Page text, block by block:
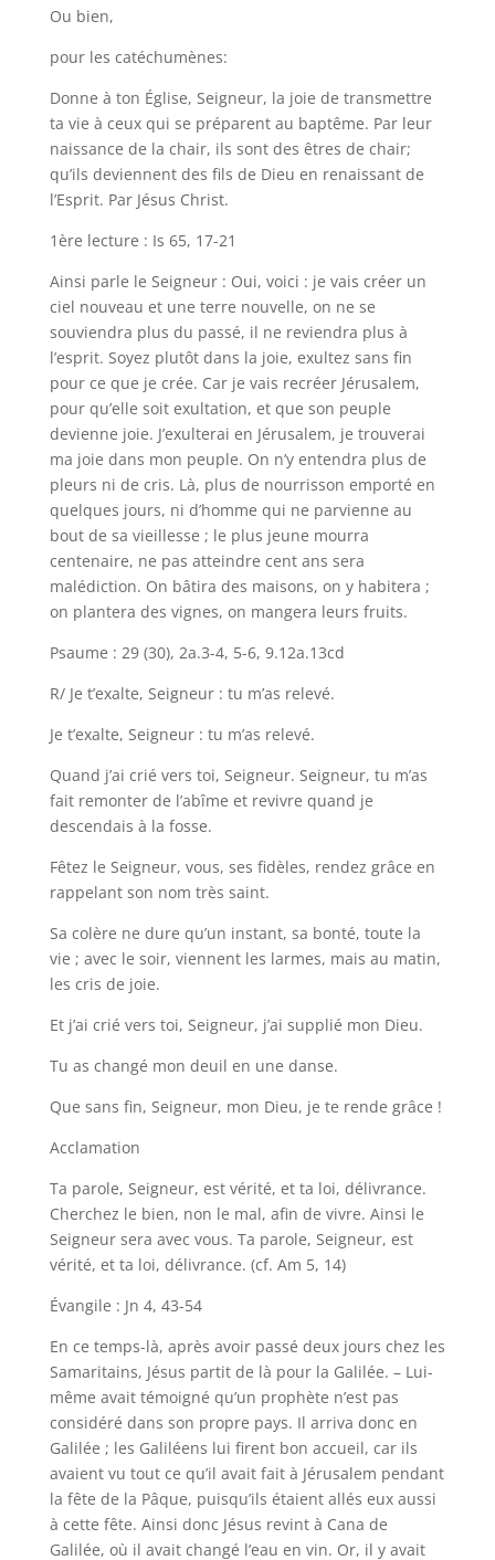
Ou bien,
pour les catéchumènes:
Donne à ton Église, Seigneur, la joie de transmettre
ta vie à ceux qui se préparent au baptême. Par leur
naissance de la chair, ils sont des êtres de chair;
qu’ils deviennent des fils de Dieu en renaissant de
l’Esprit. Par Jésus Christ.
1ère lecture : Is 65, 17-21
Ainsi parle le Seigneur : Oui, voici : je vais créer un
ciel nouveau et une terre nouvelle, on ne se
souviendra plus du passé, il ne reviendra plus à
l’esprit. Soyez plutôt dans la joie, exultez sans fin
pour ce que je crée. Car je vais recréer Jérusalem,
pour qu’elle soit exultation, et que son peuple
devienne joie. J’exulterai en Jérusalem, je trouverai
ma joie dans mon peuple. On n’y entendra plus de
pleurs ni de cris. Là, plus de nourrisson emporté en
quelques jours, ni d’homme qui ne parvienne au
bout de sa vieillesse ; le plus jeune mourra
centenaire, ne pas atteindre cent ans sera
malédiction. On bâtira des maisons, on y habitera ;
on plantera des vignes, on mangera leurs fruits.
Psaume : 29 (30), 2a.3-4, 5-6, 9.12a.13cd
R/ Je t’exalte, Seigneur : tu m’as relevé.
Je t’exalte, Seigneur : tu m’as relevé.
Quand j’ai crié vers toi, Seigneur. Seigneur, tu m’as
fait remonter de l’abîme et revivre quand je
descendais à la fosse.
Fêtez le Seigneur, vous, ses fidèles, rendez grâce en
rappelant son nom très saint.
Sa colère ne dure qu’un instant, sa bonté, toute la
vie ; avec le soir, viennent les larmes, mais au matin,
les cris de joie.
Et j’ai crié vers toi, Seigneur, j’ai supplié mon Dieu.
Tu as changé mon deuil en une danse.
Que sans fin, Seigneur, mon Dieu, je te rende grâce !
Acclamation
Ta parole, Seigneur, est vérité, et ta loi, délivrance.
Cherchez le bien, non le mal, afin de vivre. Ainsi le
Seigneur sera avec vous. Ta parole, Seigneur, est
vérité, et ta loi, délivrance. (cf. Am 5, 14)
Évangile : Jn 4, 43-54
En ce temps-là, après avoir passé deux jours chez les
Samaritains, Jésus partit de là pour la Galilée. – Lui-
même avait témoigné qu’un prophète n’est pas
considéré dans son propre pays. Il arriva donc en
Galilée ; les Galiléens lui firent bon accueil, car ils
avaient vu tout ce qu’il avait fait à Jérusalem pendant
la fête de la Pâque, puisqu’ils étaient allés eux aussi
à cette fête. Ainsi donc Jésus revint à Cana de
Galilée, où il avait changé l’eau en vin. Or, il y avait